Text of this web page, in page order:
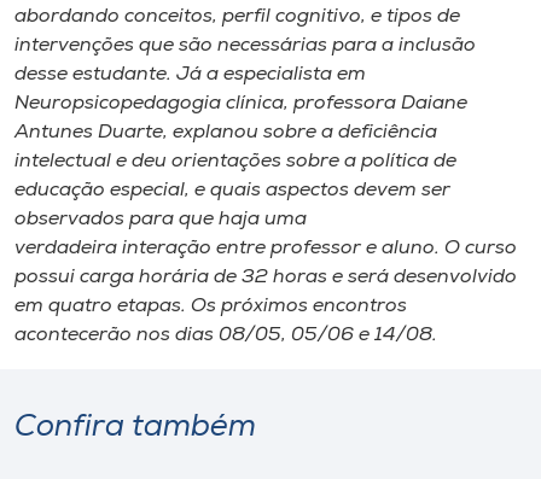
abordando conceitos, perfil cognitivo, e tipos de
intervenções que são necessárias para a inclusão
desse estudante. Já a especialista em
Neuropsicopedagogia clínica, professora Daiane
Antunes Duarte, explanou sobre a deficiência
intelectual e deu orientações sobre a política de
educação especial, e quais aspectos devem ser
observados para que haja uma
verdadeira interação entre professor e aluno. O curso
possui carga horária de 32 horas e será desenvolvido
em quatro etapas. Os próximos encontros
acontecerão nos dias 08/05, 05/06 e 14/08.
Confira também